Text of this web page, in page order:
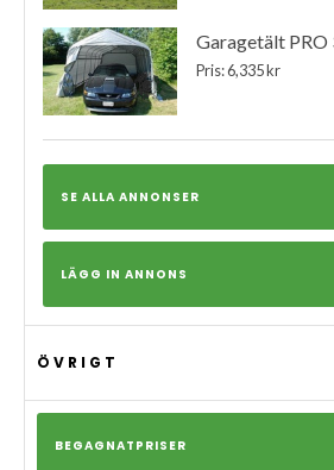
Garagetält PRO
Pris: 6,335 kr
SE ALLA ANNONSER
LÄGG IN ANNONS
ÖVRIGT
BEGAGNATPRISER